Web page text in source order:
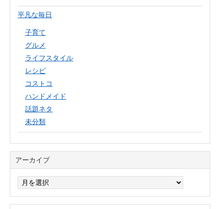
平凡な毎日
子育て
グルメ
ライフスタイル
レシピ
コストコ
ハンドメイド
話題ネタ
未分類
アーカイブ
イ